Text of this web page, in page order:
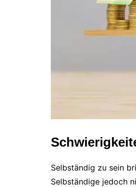
Selbständig zu sein
Selbständige jedoch